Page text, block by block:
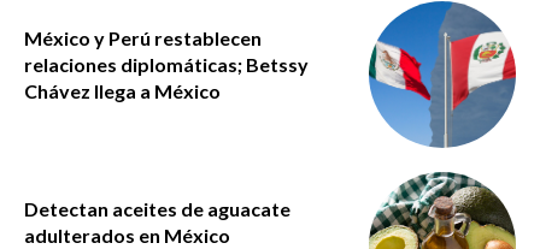
México y Perú restablecen
relaciones diplomáticas; Betssy
Chávez llega a México
Detectan aceites de aguacate
adulterados en México